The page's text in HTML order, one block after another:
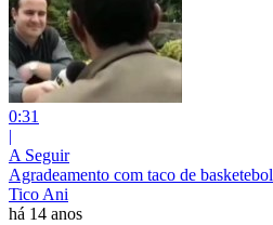
0:31
|
A Seguir
Agradeamento com taco de basketebol
Tico Ani
há 14 anos